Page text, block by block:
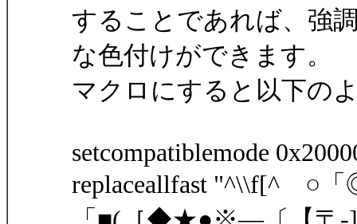
することであれば、強
な色付けができます。
マクロにすると以下の
setcompatiblemode
replaceallfast "^\\f[^ ○